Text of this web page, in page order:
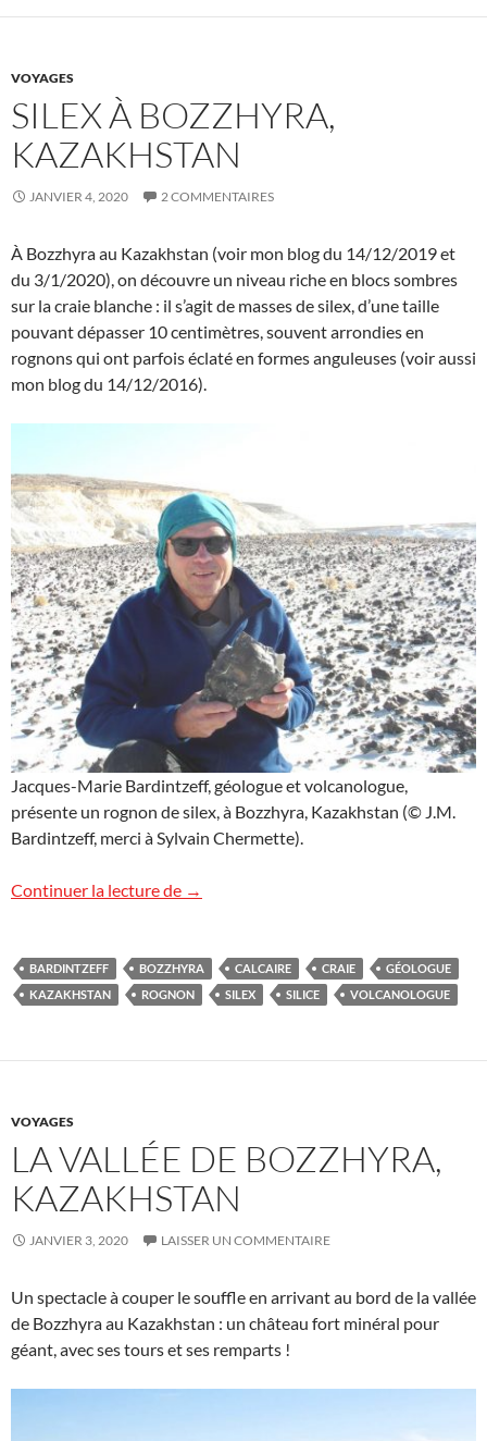
VOYAGES
SILEX À BOZZHYRA,
KAZAKHSTAN
JANVIER 4, 2020 2 COMMENTAIRES
À Bozzhyra au Kazakhstan (voir mon blog du 14/12/2019 et
du 3/1/2020), on découvre un niveau riche en blocs sombres
sur la craie blanche : il s’agit de masses de silex, d’une taille
pouvant dépasser 10 centimètres, souvent arrondies en
rognons qui ont parfois éclaté en formes anguleuses (voir aussi
mon blog du 14/12/2016).
Jacques-Marie Bardintzeff, géologue et volcanologue,
présente un rognon de silex, à Bozzhyra, Kazakhstan (© J.M.
Bardintzeff, merci à Sylvain Chermette).
Continuer la lecture de Silex à Bozzhyra, Kazakhstan
→
BARDINTZEFF BOZZHYRA CALCAIRE CRAIE
GÉOLOGUE
KAZAKHSTAN
ROGNON SILEX SILICE VOLCANOLOGUE
VOYAGES
LA VALLÉE DE BOZZHYRA,
KAZAKHSTAN
JANVIER 3, 2020 LAISSER UN COMMENTAIRE
Un spectacle à couper le souffle en arrivant au bord de la vallée
de Bozzhyra au Kazakhstan : un château fort minéral pour
géant, avec ses tours et ses remparts !